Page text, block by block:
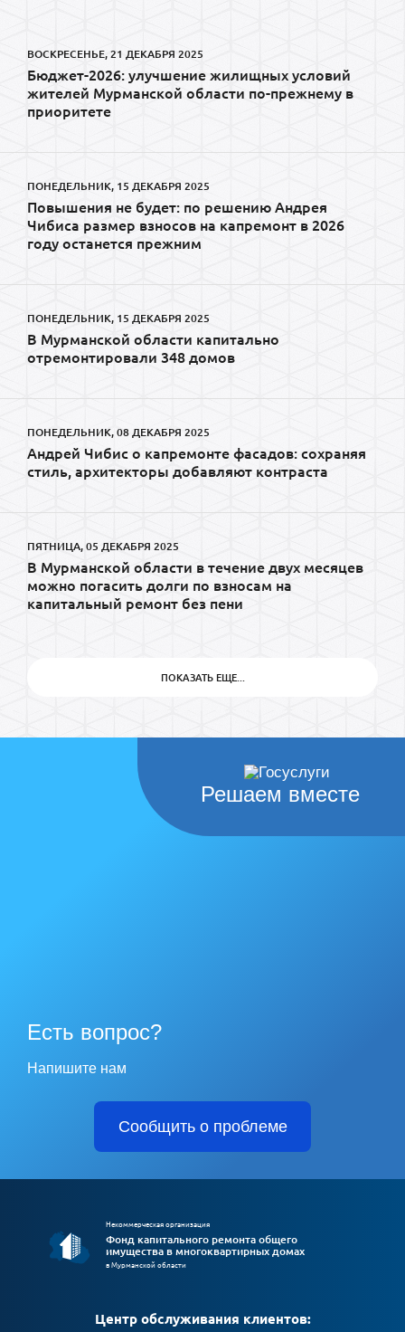
ВОСКРЕСЕНЬЕ, 21 ДЕКАБРЯ 2025
Бюджет-2026: улучшение жилищных условий
жителей Мурманской области по-прежнему в
приоритете
ПОНЕДЕЛЬНИК, 15 ДЕКАБРЯ 2025
Повышения не будет: по решению Андрея
Чибиса размер взносов на капремонт в 2026
году останется прежним
ПОНЕДЕЛЬНИК, 15 ДЕКАБРЯ 2025
В Мурманской области капитально
отремонтировали 348 домов
ПОНЕДЕЛЬНИК, 08 ДЕКАБРЯ 2025
Андрей Чибис о капремонте фасадов: сохраняя
стиль, архитекторы добавляют контраста
ПЯТНИЦА, 05 ДЕКАБРЯ 2025
В Мурманской области в течение двух месяцев
можно погасить долги по взносам на
капитальный ремонт без пени
ПОКАЗАТЬ ЕЩЕ...
Решаем вместе
Есть вопрос?
Напишите нам
Сообщить о проблеме
Некоммерческая организация
Фонд капитального ремонта общего
имущества в многоквартирных домах
в Мурманской области
Центр обслуживания клиентов: